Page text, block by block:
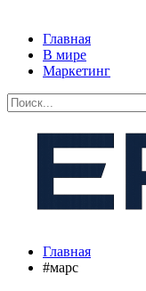
Главная
В мире
Маркетинг
Главная
#марс